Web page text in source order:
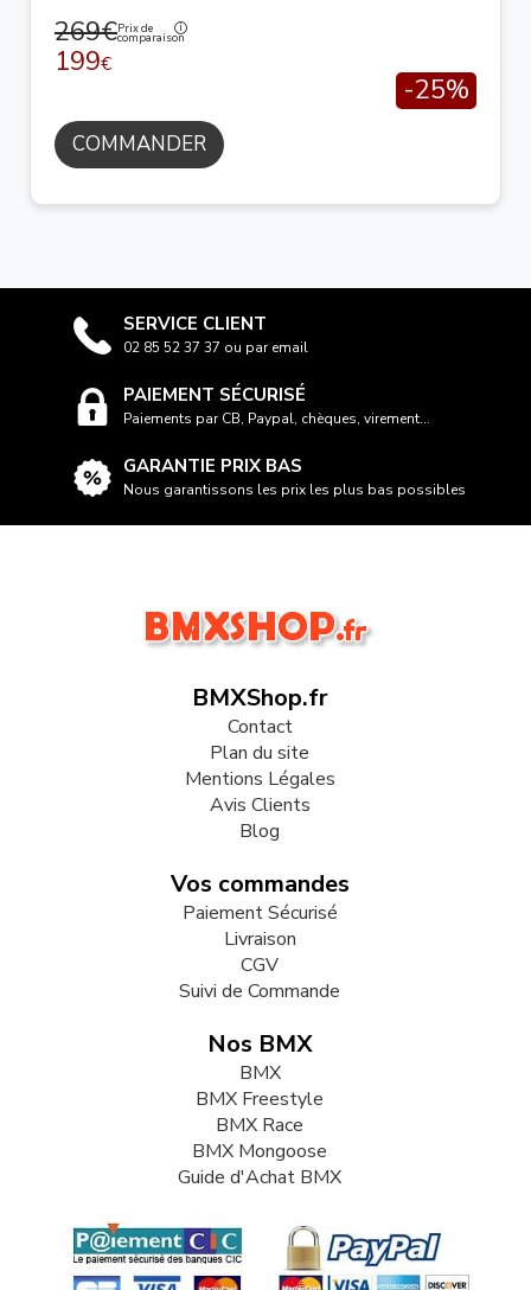
269€Prix de
comparaison
199€
-25%
COMMANDER
SERVICE CLIENT
02 85 52 37 37 ou par email
PAIEMENT SÉCURISÉ
Paiements par CB, Paypal, chèques, virement...
GARANTIE PRIX BAS
Nous garantissons les prix les plus bas possibles
BMXShop.fr
Contact
Plan du site
Mentions Légales
Avis Clients
Blog
Vos commandes
Paiement Sécurisé
Livraison
CGV
Suivi de Commande
Nos BMX
BMX
BMX Freestyle
BMX Race
BMX Mongoose
Guide d'Achat BMX